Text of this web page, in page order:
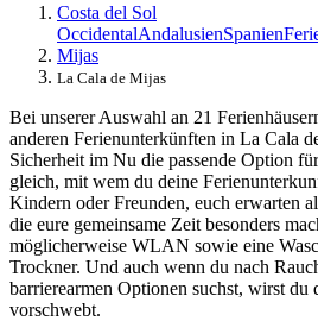
Costa del Sol
OccidentalAndalusienSpanien
Mijas
La Cala de Mijas
Bei unserer Auswahl an 21
anderen Ferienunterkünften in La Cala
Sicherheit im Nu die passende Option
gleich, mit wem du deine
Kindern oder Freunden, euch erwarten
die eure gemeinsame Zeit besonders
möglicherweise WLAN sowie eine
Trockner. Und auch wenn du nach
barrierearmen Optionen suchst, wirst du
vorschwebt.